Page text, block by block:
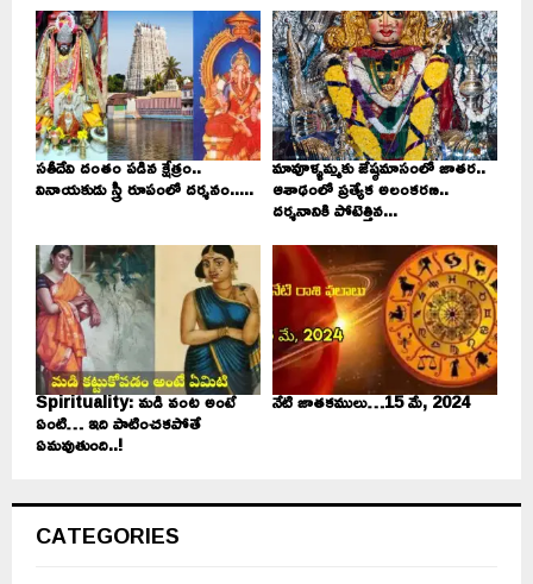
సతీదేవి దంతం పడిన క్షేత్రం..
వినాయకుడు స్త్రీ రూపంలో దర్శనం.....
మావూళ్ళమ్మకు జేష్ఠమాసంలో జాతర..
ఆశాఢంలో ప్రత్యేక అలంకరణ..
దర్శనానికి పోటెత్తిన...
Spirituality: మడి వంట అంటే
ఏంటి… ఇది పాటించకపోతే
ఏమవుతుంది..!
నేటి జాతకములు…15 మే, 2024
CATEGORIES